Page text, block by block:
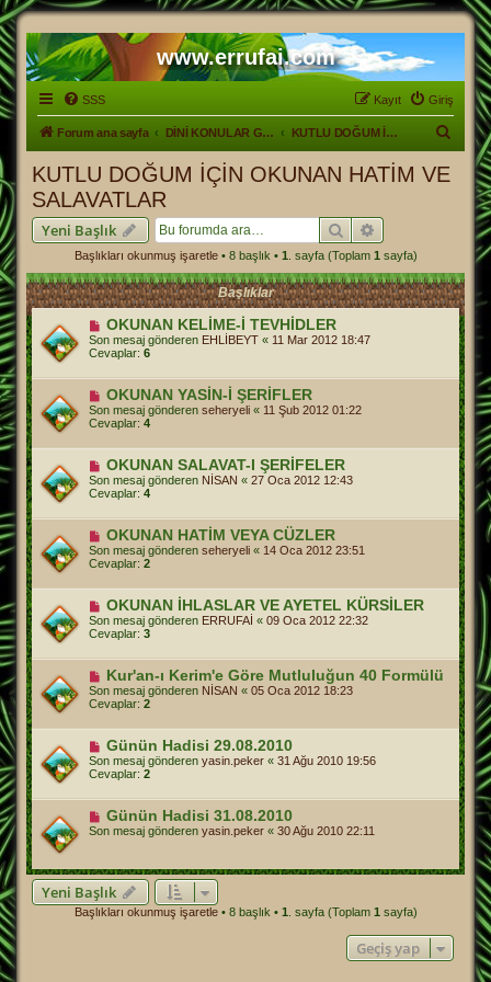
www.errufai.com
SSS Giriş
Kayıt
Forum ana sayfa DİNİ KONULAR GENEL KUTLU DOĞUM İÇİN OKUNAN HATİM VE SALAVATLAR
KUTLU DOĞUM İÇİN OKUNAN HATİM VE
SALAVATLAR
Yeni Başlık Ara Gelişmiş arama
Başlıkları okunmuş işaretle• 8 başlık • 1 . sayfa (Toplam 1 sayfa)
Başlıklar
OKUNAN KELİME-İ TEVHİDLER
Son mesaj gönderen EHLİBEYT « 11 Mar 2012 18:47
Cevaplar: 6
OKUNAN YASİN-İ ŞERİFLER
Son mesaj gönderen seheryeli « 11 Şub 2012 01:22
Cevaplar: 4
OKUNAN SALAVAT-I ŞERİFELER
Son mesaj gönderen NİSAN « 27 Oca 2012 12:43
Cevaplar: 4
OKUNAN HATİM VEYA CÜZLER
Son mesaj gönderen seheryeli « 14 Oca 2012 23:51
Cevaplar: 2
OKUNAN İHLASLAR VE AYETEL KÜRSİLER
Son mesaj gönderen ERRUFAİ « 09 Oca 2012 22:32
Cevaplar: 3
Kur'an-ı Kerim'e Göre Mutluluğun 40 Formülü
Son mesaj gönderen NİSAN « 05 Oca 2012 18:23
Cevaplar: 2
Günün Hadisi 29.08.2010
Son mesaj gönderen yasin.peker « 31 Ağu 2010 19:56
Cevaplar: 2
Günün Hadisi 31.08.2010
Son mesaj gönderen yasin.peker « 30 Ağu 2010 22:11
Yeni Başlık
Başlıkları okunmuş işaretle• 8 başlık • 1 . sayfa (Toplam 1 sayfa)
Geçiş yap